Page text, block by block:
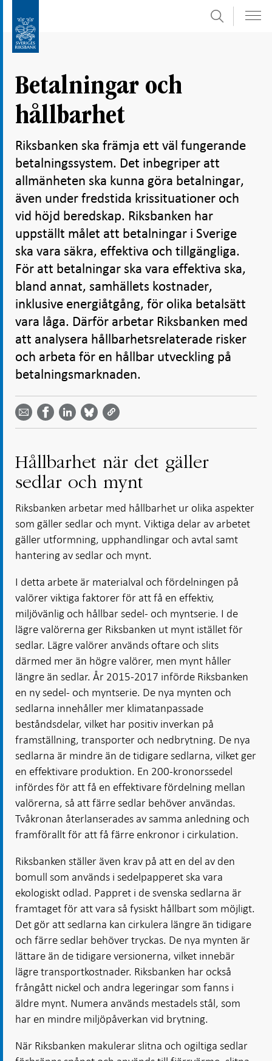
direkt
undersidor
Sök
Betalningar och
hållbarhet
Riksbanken ska främja ett väl fungerande
betalningssystem. Det inbegriper att
allmänheten ska kunna göra betalningar,
även under fredstida krissituationer och
vid höjd beredskap. Riksbanken har
uppställt målet att betalningar i Sverige
ska vara säkra, effektiva och tillgängliga.
För att betalningar ska vara effektiva ska,
bland annat, samhällets kostnader,
inklusive energiåtgång, för olika betalsätt
vara låga. Därför arbetar Riksbanken med
att analysera hållbarhetsrelaterade risker
och arbeta för en hållbar utveckling på
betalningsmarknaden.
Dela
email -
Öppnas
Dela på
Facebook
- Öppnas
Dela på
LinkedIn
-
Öppnas
på
Bluesky
-
på
Twitter
-
Hållbarhet när det gäller
sedlar och mynt
Riksbanken arbetar med hållbarhet ur olika aspekter
som gäller sedlar och mynt. Viktiga delar av arbetet
gäller utformning, upphandlingar och avtal samt
hantering av sedlar och mynt.
I detta arbete är materialval och fördelningen på
valörer viktiga faktorer för att få en effektiv,
miljövänlig och hållbar sedel- och myntserie. I de
lägre valörerna ger Riksbanken ut mynt istället för
sedlar. Lägre valörer används oftare och slits
därmed mer än högre valörer, men mynt håller
längre än sedlar. År 2015-2017 införde Riksbanken
en ny sedel- och myntserie. De nya mynten och
sedlarna innehåller mer klimatanpassade
beståndsdelar, vilket har positiv inverkan på
framställning, transporter och nedbrytning. De nya
sedlarna är mindre än de tidigare sedlarna, vilket ger
en effektivare produktion. En 200-kronorssedel
infördes för att få en effektivare fördelning mellan
valörerna, så att färre sedlar behöver användas.
Tvåkronan återlanserades av samma anledning och
framförallt för att få färre enkronor i cirkulation.
Riksbanken ställer även krav på att en del av den
bomull som används i sedelpapperet ska vara
ekologiskt odlad. Pappret i de svenska sedlarna är
framtaget för att vara så fysiskt hållbart som möjligt.
Det gör att sedlarna kan cirkulera längre än tidigare
och färre sedlar behöver tryckas. De nya mynten är
lättare än de tidigare versionerna, vilket innebär
lägre transportkostnader. Riksbanken har också
frångått nickel och andra legeringar som fanns i
äldre mynt. Numera används mestadels stål, som
har en mindre miljöpåverkan vid brytning.
När Riksbanken makulerar slitna och ogiltiga sedlar